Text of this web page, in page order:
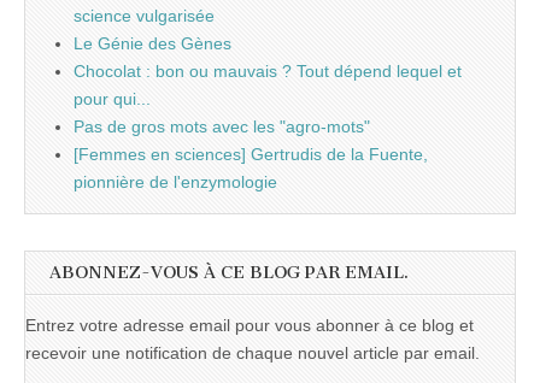
science vulgarisée
Le Génie des Gènes
Chocolat : bon ou mauvais ? Tout dépend lequel et
pour qui...
Pas de gros mots avec les "agro-mots"
[Femmes en sciences] Gertrudis de la Fuente,
pionnière de l'enzymologie
ABONNEZ-VOUS À CE BLOG PAR EMAIL.
Entrez votre adresse email pour vous abonner à ce blog et
recevoir une notification de chaque nouvel article par email.